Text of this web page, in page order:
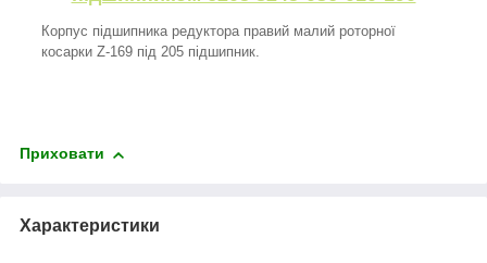
Корпус підшипника редуктора правий малий роторної
косарки Z-169 під 205 підшипник.
Приховати
Характеристики